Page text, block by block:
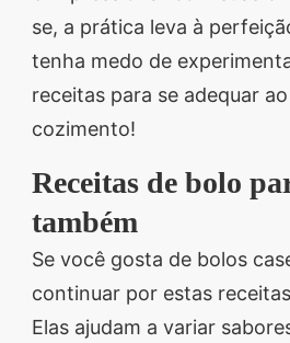
se, a prática leva à
tenha medo de
receitas para se adequar
cozimento!
Receitas de bolo
também
Se você gosta de bolos
continuar por estas
Elas ajudam a variar